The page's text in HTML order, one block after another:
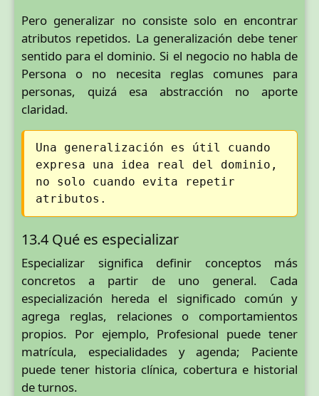
Pero generalizar no consiste solo en encontrar
atributos repetidos. La generalización debe tener
sentido para el dominio. Si el negocio no habla de
Persona o no necesita reglas comunes para
personas, quizá esa abstracción no aporte
claridad.
Una generalización es útil cuando
expresa una idea real del dominio,
no solo cuando evita repetir
atributos.
13.4 Qué es especializar
Especializar significa definir conceptos más
concretos a partir de uno general. Cada
especialización hereda el significado común y
agrega reglas, relaciones o comportamientos
propios. Por ejemplo, Profesional puede tener
matrícula, especialidades y agenda; Paciente
puede tener historia clínica, cobertura e historial
de turnos.